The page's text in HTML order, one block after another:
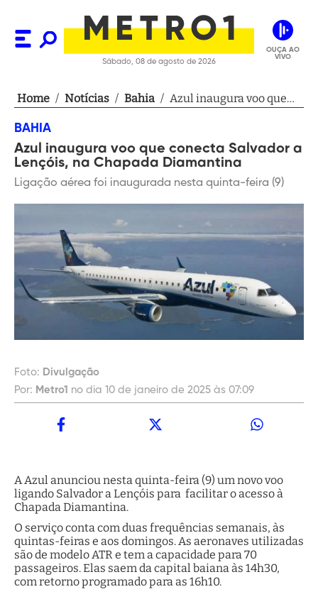
Sábado, 08 de agosto de 2026
OUÇA AO
VIVO
Home / Notícias / Bahia / Azul inaugura voo que
Diamantina
BAHIA
Azul inaugura voo que conecta Salvador a
Lençóis, na Chapada Diamantina
Ligação aérea foi inaugurada nesta quinta-feira (9)
Foto: Divulgação
Por: Metro1 no dia 10 de janeiro de 2025 às 07:09
A Azul anunciou nesta quinta-feira (9) um novo voo
ligando Salvador a Lençóis para facilitar o acesso à
Chapada Diamantina.
O serviço conta com duas frequências semanais, às
quintas-feiras e aos domingos. As aeronaves utilizadas
são de modelo ATR e tem a capacidade para 70
passageiros. Elas saem da capital baiana às 14h30,
com retorno programado para as 16h10.